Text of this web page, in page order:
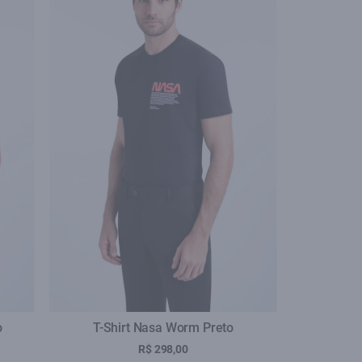
T-Shirt Nasa Worm Preto
R$ 298,00